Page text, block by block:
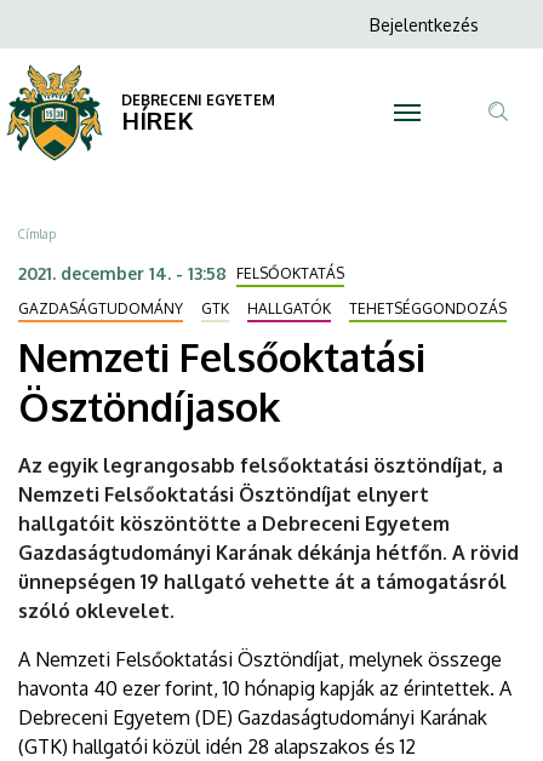
Felsőoktatási
Ösztöndíjasok
DEBRECENI
EGYETEM
a
tartalomra
Anonim
menüje
Bejelentkezés
DEBRECENI EGYETEM
HÍREK
Morzsa
Címlap
2021. december 14. - 13:58 FELSŐOKTATÁS
GAZDASÁGTUDOMÁNY
GTK HALLGATÓK TEHETSÉGGONDOZÁS
Nemzeti Felsőoktatási
Ösztöndíjasok
Az egyik legrangosabb felsőoktatási ösztöndíjat, a
Nemzeti Felsőoktatási Ösztöndíjat elnyert
hallgatóit köszöntötte a Debreceni Egyetem
Gazdaságtudományi Karának dékánja hétfőn. A rövid
ünnepségen 19 hallgató vehette át a támogatásról
szóló oklevelet.
A Nemzeti Felsőoktatási Ösztöndíjat, melynek összege
havonta 40 ezer forint, 10 hónapig kapják az érintettek. A
Debreceni Egyetem (DE) Gazdaságtudományi Karának
(GTK) hallgatói közül idén 28 alapszakos és 12